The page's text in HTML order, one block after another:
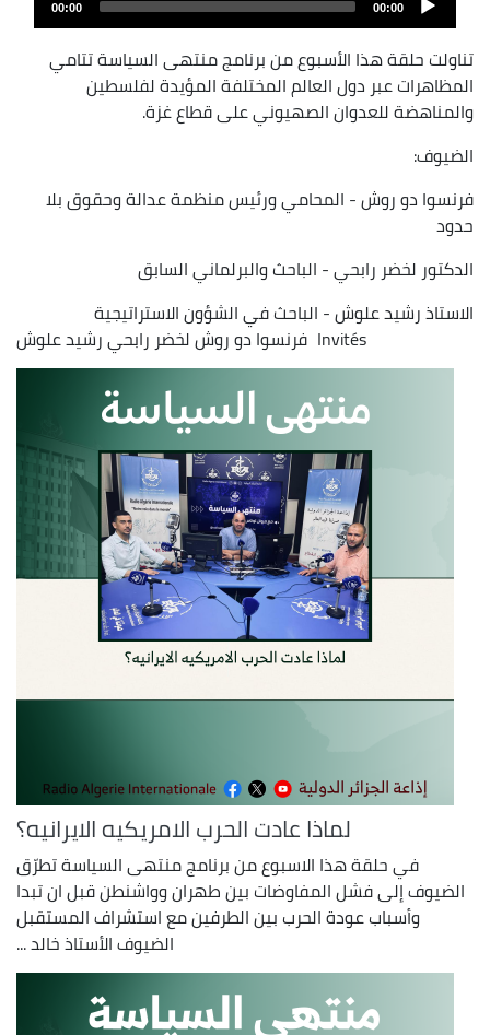
00:00
00:00
تناولت حلقة هذا الأسبوع من برنامج منتهى السياسة تتامي
المظاهرات عبر دول العالم المختلفة المؤيدة لفلسطين
والمناهضة للعدوان الصهيوني على قطاع غزة.
الضيوف:
فرنسوا دو روش - المحامي ورئيس منظمة عدالة وحقوق بلا
حدود
الدكتور لخضر رابحي - الباحث والبرلماني السابق
الاستاذ رشيد علوش - الباحث في الشؤون الاستراتيجية
Invités فرنسوا دو روشلخضر رابحيرشيد علوش
لماذا عادت الحرب الامريكيه الايرانيه؟
في حلقة هذا الاسبوع من برنامج منتهى السياسة تطرّق
الضيوف إلى فشل المفاوضات بين طهران وواشنطن قبل ان تبدا
وأسباب عودة الحرب بين الطرفين مع استشراف المستقبل
الضيوف الأستاذ خالد ...